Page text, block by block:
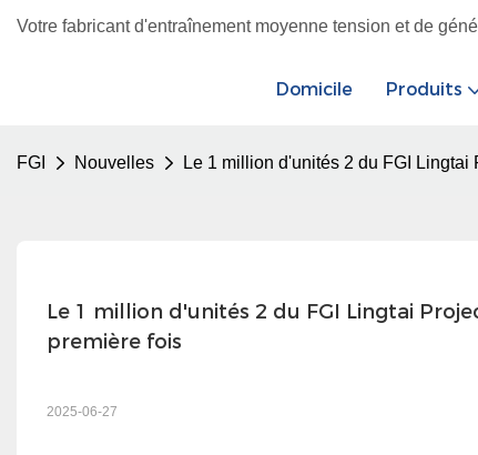
Votre fabricant d'entraînement moyenne tension et de
Domicile Produits
FGI Nouvelles Le 1 million d'unités 2 du FGI
Le 1 million d'unités 2 du FGI Lingtai
première fois
2025-06-27